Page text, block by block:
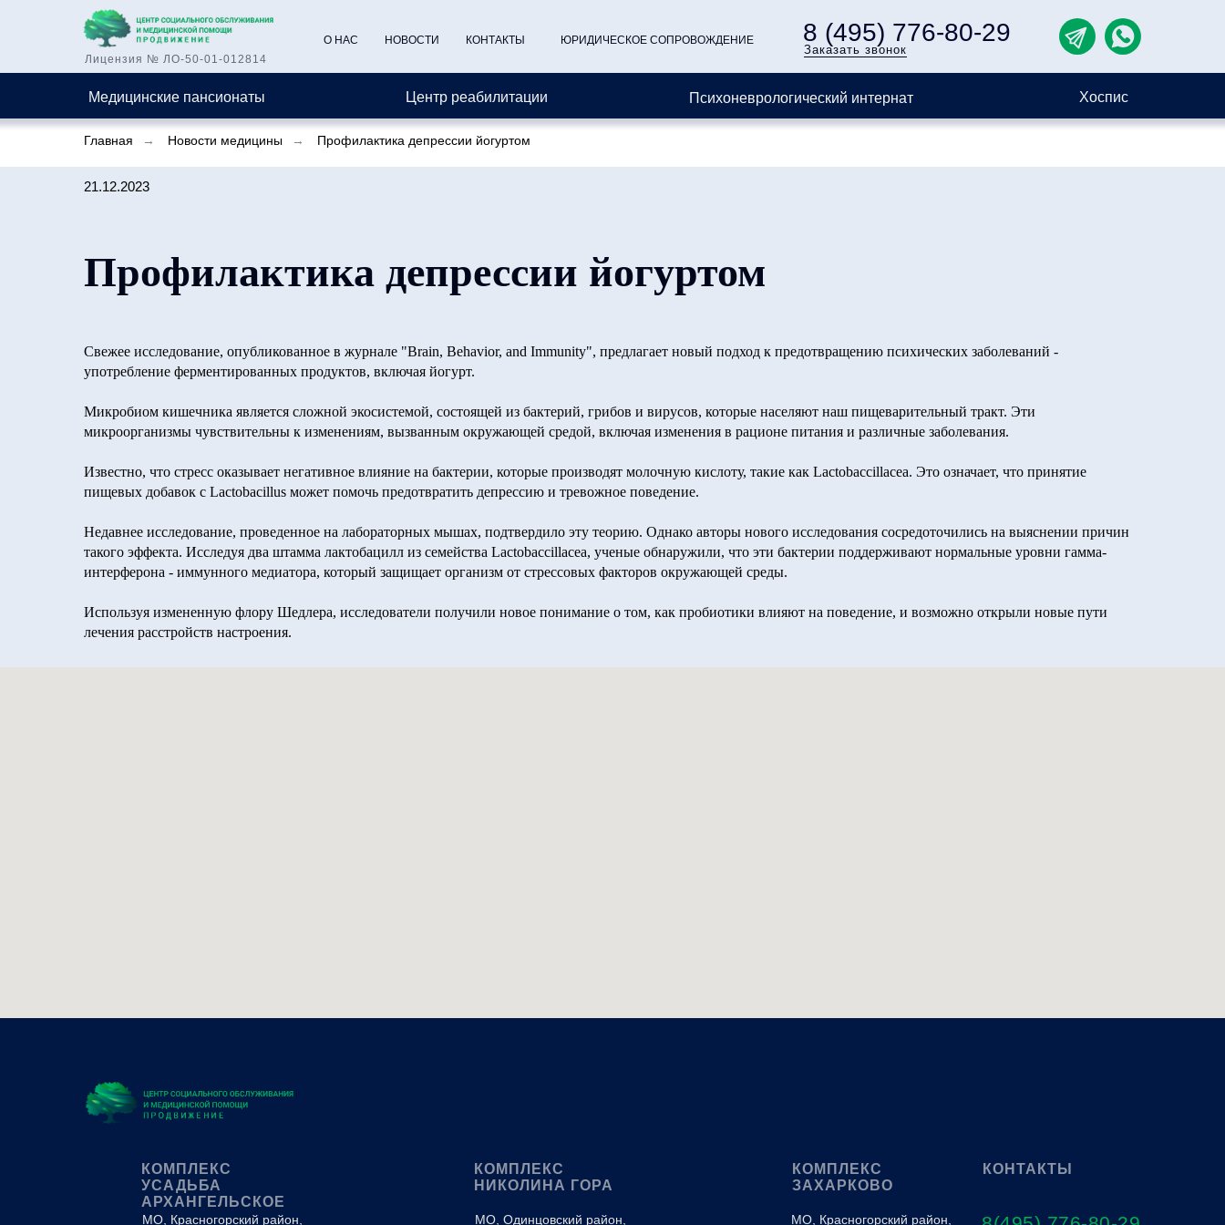
Лицензия № ЛО-50-01-012814
ЮРИДИЧЕСКОЕ СОПРОВОЖДЕНИЕ
О НАС НОВОСТИ КОНТАКТЫ 8 (495) 776-80-29
Медицинские пансионаты Психоневрологический интернат Хоспис
Центр реабилитации
Заказать звонок
Главная → Новости медицины → Профилактика депрессии йогуртом
21.12.2023
Профилактика депрессии йогуртом
Свежее исследование, опубликованное в журнале "Brain, Behavior, and Immunity", предлагает новый подход к предотвращению психических заболеваний -
употребление ферментированных продуктов, включая йогурт.
Микробиом кишечника является сложной экосистемой, состоящей из бактерий, грибов и вирусов, которые населяют наш пищеварительный тракт. Эти
микроорганизмы чувствительны к изменениям, вызванным окружающей средой, включая изменения в рационе питания и различные заболевания.
Известно, что стресс оказывает негативное влияние на бактерии, которые производят молочную кислоту, такие как Lactobaccillacea. Это означает, что принятие
пищевых добавок с Lactobacillus может помочь предотвратить депрессию и тревожное поведение.
Недавнее исследование, проведенное на лабораторных мышах, подтвердило эту теорию. Однако авторы нового исследования сосредоточились на выяснении причин
такого эффекта. Исследуя два штамма лактобацилл из семейства Lactobaccillacea, ученые обнаружили, что эти бактерии поддерживают нормальные уровни гамма-
интерферона - иммунного медиатора, который защищает организм от стрессовых факторов окружающей среды.
Используя измененную флору Шедлера, исследователи получили новое понимание о том, как пробиотики влияют на поведение, и возможно открыли новые пути
лечения расстройств настроения.
КОМПЛЕКС
НИКОЛИНА ГОРА
КОМПЛЕКС
УСАДЬБА
АРХАНГЕЛЬСКОЕ
МО, Красногорский район, МО, Одинцовский район,
КОНТАКТЫ
КОМПЛЕКС
ЗАХАРКОВО
МО, Красногорский район,